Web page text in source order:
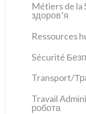
Métiers de la
здоров’я
Ressources
Sécurité
Transport/
Travail
робота